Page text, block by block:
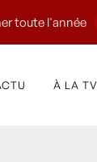
toute l'année
À LA TV